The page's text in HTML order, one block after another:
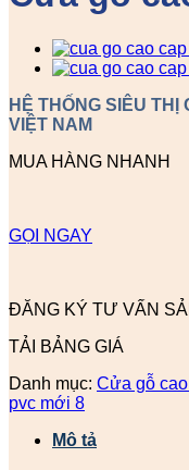
HỆ THỐNG SIÊU THỊ
VIỆT NAM
MUA HÀNG NHANH
GỌI NGAY
ĐĂNG KÝ TƯ VẤN
TẢI BẢNG GIÁ
Danh mục: Cửa gỗ
pvc mới 8
Mô tả